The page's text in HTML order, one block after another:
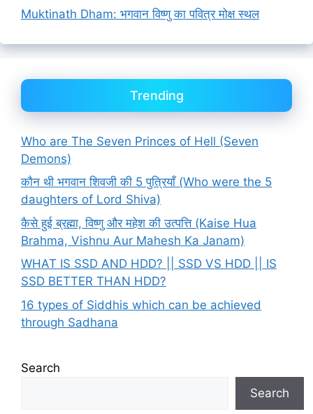
Muktinath Dham: भगवान विष्णु का पवित्र मोक्ष स्थल
Trending
Who are The Seven Princes of Hell (Seven
Demons)
कौन थी भगवान शिवजी की 5 पुत्रियाँ (Who were the 5
daughters of Lord Shiva)
कैसे हुई ब्रह्मा, विष्णु और महेश की उत्पत्ति (Kaise Hua
Brahma, Vishnu Aur Mahesh Ka Janam)
WHAT IS SSD AND HDD? || SSD VS HDD || IS
SSD BETTER THAN HDD?
16 types of Siddhis which can be achieved
through Sadhana
Search
Search